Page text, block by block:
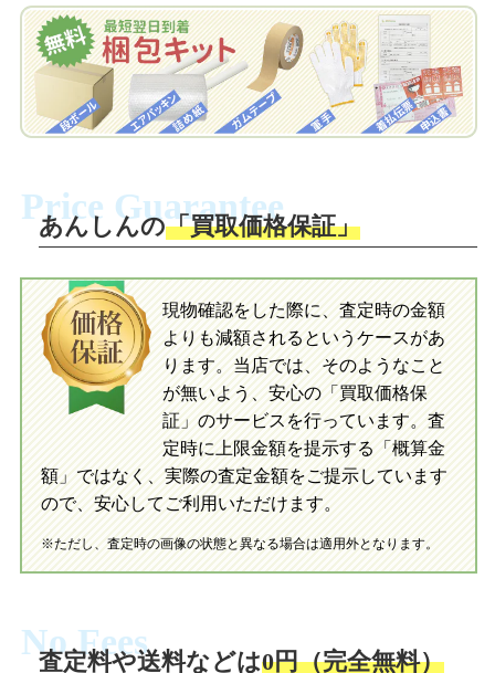
でお届けします。
自宅でおもちゃを発送・梱包
梱包キットに同封する発送ガイドの手順
送。当店へ無料で発送いただけます。
入金完了
当店に査定したおもちゃがご到着後、ご
指定の口座に即日入金可能です。
買取の流れ 写真の撮影方法
申し込みます。梱包キットは送料無料で
お届けします。
自宅でおもちゃを発送・梱包
ださい。お電話にて集荷依頼を行い発
送。当店へ無料で発送いただけます。
当店に査定したおもちゃがご到着後、ご
指定の口座に即日入金可能です。
初めての方へ LINE査定の流れ 写真の撮影方法
Price Guarantee
あんしんの「買取価格保証」
現物確認をした際に、査定時の金額
よりも減額されるというケースがあ
ります。当店では、そのようなこと
が無いよう、安心の「買取価格保
証」のサービスを行っています。査
定時に上限金額を提示する「概算金
額」ではなく、実際の査定金額をご提示しています
ので、安心してご利用いただけます。
※ただし、査定時の画像の状態と異なる場合は適用外となります。
No Fees
査定料や送料などは0円（完全無料）